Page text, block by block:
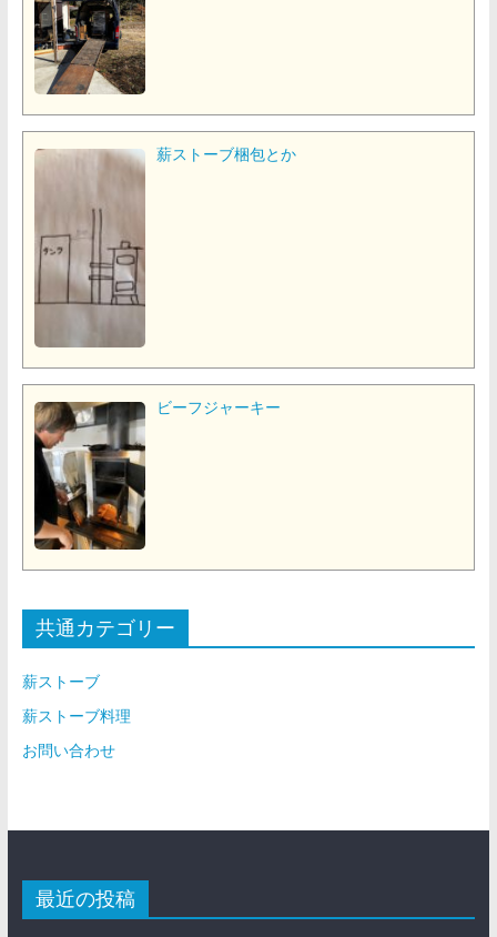
薪ストーブ梱包とか
ビーフジャーキー
共通カテゴリー
薪ストーブ
薪ストーブ料理
お問い合わせ
最近の投稿